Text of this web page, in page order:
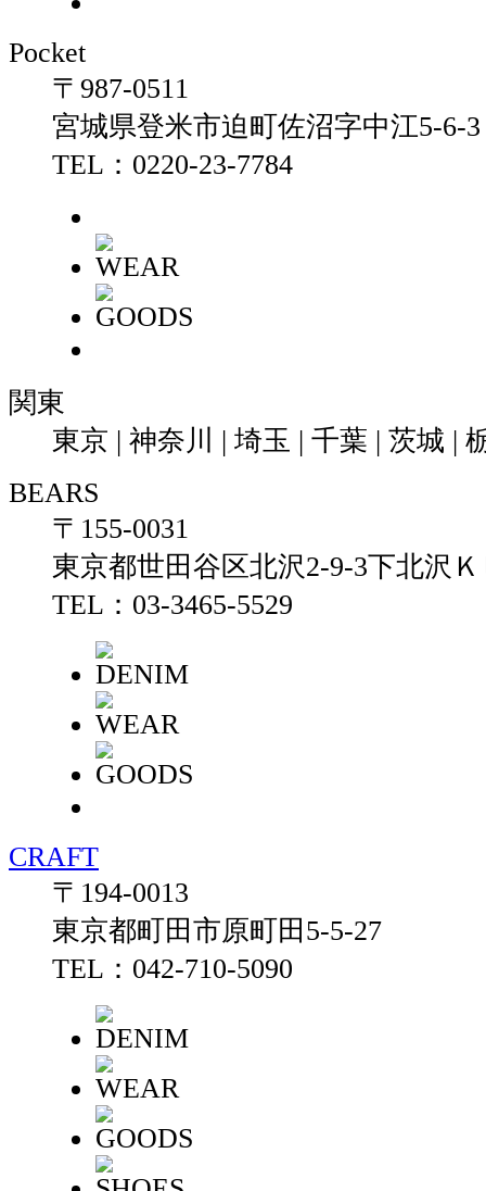
Pocket
〒987-0511
宮城県登米市迫町佐沼字中江5-
TEL：0220-23-7784
関東
東京 | 神奈川 | 埼玉 | 千葉 | 茨城 |
BEARS
〒155-0031
東京都世田谷区北沢2-9-3下北沢
TEL：03-3465-5529
CRAFT
〒194-0013
東京都町田市原町田5-5-27
TEL：042-710-5090